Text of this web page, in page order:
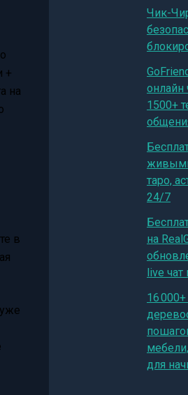
+
на
в
Чик-
онлайн
1500+
живыми
таро,
24/7
на
live
16
для